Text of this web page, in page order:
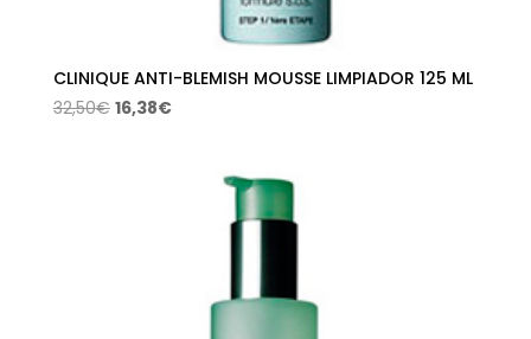
CLINIQUE ANTI-BLEMISH MOUSSE LIMPIADOR 125 ML
32,50€ El
16,38€El